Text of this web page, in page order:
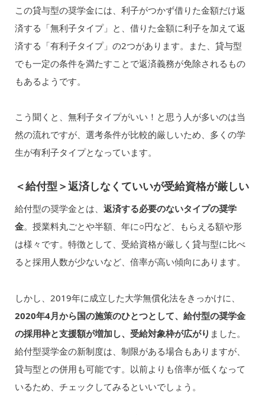
この貸与型の奨学金には、利子がつかず借りた金額だけ返
済する「無利子タイプ」と、借りた金額に利子を加えて返
済する「有利子タイプ」の2つがあります。また、貸与型
でも一定の条件を満たすことで返済義務が免除されるもの
もあるようです。
こう聞くと、無利子タイプがいい！と思う人が多いのは当
然の流れですが、選考条件が比較的厳しいため、多くの学
生が有利子タイプとなっています。
＜給付型＞返済しなくていいが受給資格が厳しい
給付型の奨学金とは、 返済する必要のないタイプの奨学
金。授業料丸ごとや半額、年に○円など、もらえる額や形
は様々です。特徴として、受給資格が厳しく貸与型に比べ
ると採用人数が少ないなど、倍率が高い傾向にあります。
しかし、2019年に成立した大学無償化法をきっかけに、
2020年4月から国の施策のひとつとして、給付型の奨学金
の採用枠と支援額が増加し、受給対象枠が広がり ました。
給付型奨学金の新制度は、制限がある場合もありますが、
貸与型との併用も可能です。以前よりも倍率が低くなって
いるため、チェックしてみるといいでしょう。